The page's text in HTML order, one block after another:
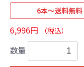
6本～送料無料
6,996円 （税込）
数量